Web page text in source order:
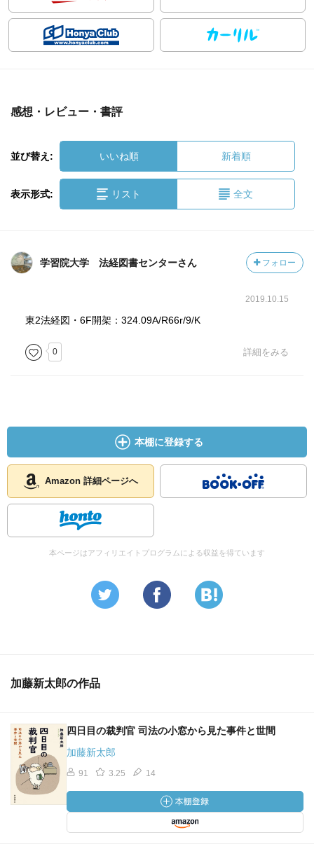
感想・レビュー・書評
並び替え: いいね順 新着順
表示形式: リスト 全文
学習院大学 法経図書センターさん フォロー
2019.10.15
東2法経図・6F開架：324.09A/R66r/9/K
0 詳細をみる
本棚に登録する
Amazon 詳細ページへ
本ページはアフィリエイトプログラムによる収益を得ています
加藤新太郎の作品
四日目の裁判官 司法の小窓から見た事件と世間
加藤新太郎
91 3.25 14